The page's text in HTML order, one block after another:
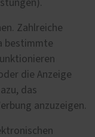
Zahlreiche
bestimmte
die Anzeige
das
anzuzeigen.